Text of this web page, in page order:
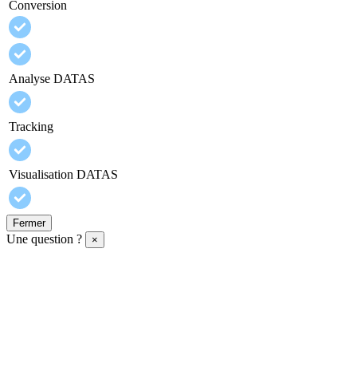
Conversion
Analyse DATAS
Tracking
Visualisation DATAS
Fermer
Une question ? ×